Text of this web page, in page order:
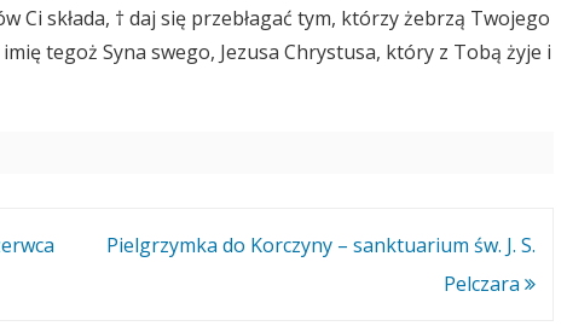
Ci składa, † daj się przebłagać tym, którzy żebrzą Twojego
tegoż Syna swego, Jezusa Chrystusa, który z Tobą żyje i
Pielgrzymka do Korczyny – sanktuarium św. J. S.
Pelczara